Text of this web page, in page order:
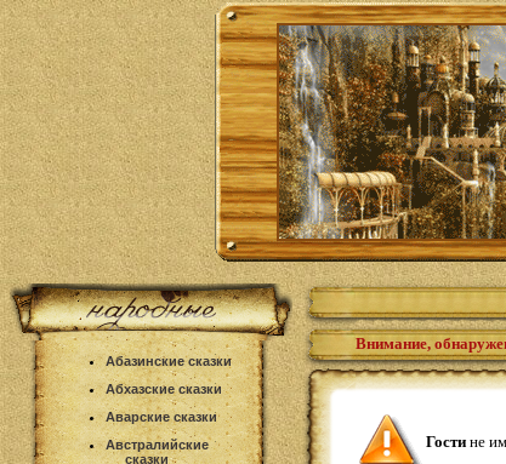
Абазинские сказки
Абхазские сказки
Аварские сказки
Австралийские
сказки
Внимание,
Гости не